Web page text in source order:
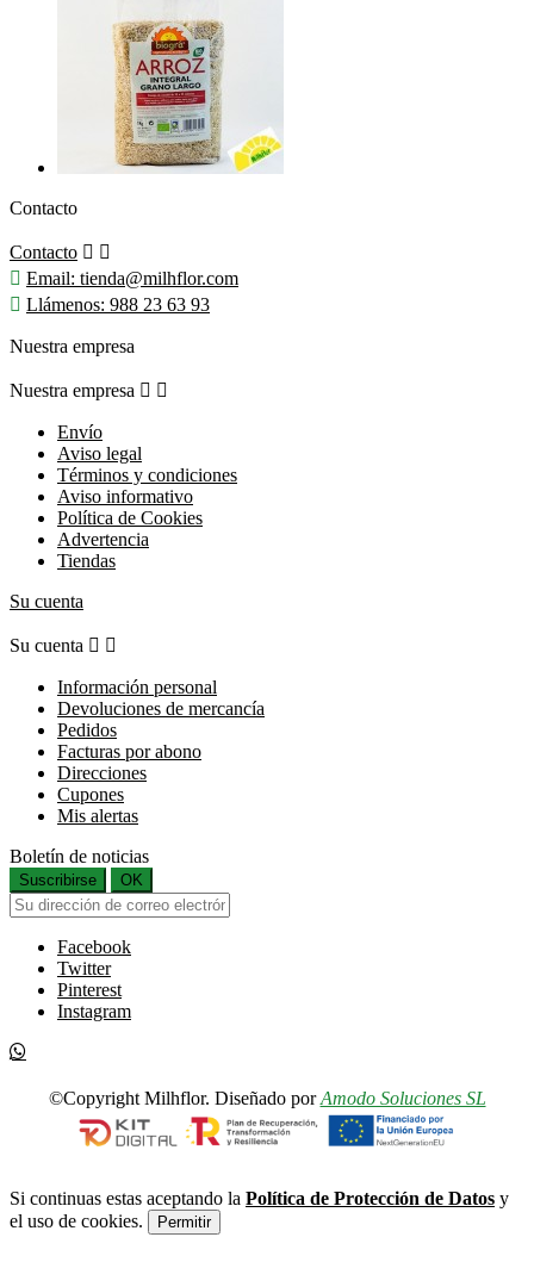
Contacto
Contacto  
 Email: tienda@milhflor.com
 Llámenos: 988 23 63 93
Nuestra empresa
Nuestra empresa  
Envío
Aviso legal
Términos y condiciones
Aviso informativo
Política de Cookies
Advertencia
Tiendas
Su cuenta
Su cuenta  
Información personal
Devoluciones de mercancía
Pedidos
Facturas por abono
Direcciones
Cupones
Mis alertas
Boletín de noticias
Suscribirse OK
Facebook
Twitter
Pinterest
Instagram
©Copyright Milhflor. Diseñado porAmodo Soluciones SL
Si continuas estas aceptando la Política de Protección de Datos y
el uso de cookies.
Permitir